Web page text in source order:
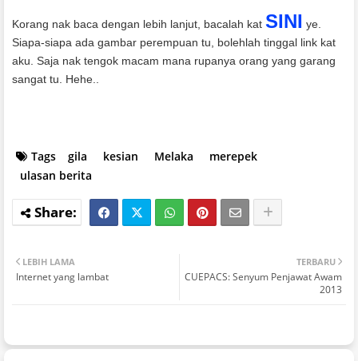
Korang nak baca dengan lebih lanjut, bacalah kat SINI ye.
Siapa-siapa ada gambar perempuan tu, bolehlah tinggal link kat
aku. Saja nak tengok macam mana rupanya orang yang garang
sangat tu. Hehe..
Tags gila kesian Melaka
merepek
ulasan berita
TERBARU
CUEPACS: Senyum Penjawat Awam
2013
LEBIH LAMA
Internet yang lambat